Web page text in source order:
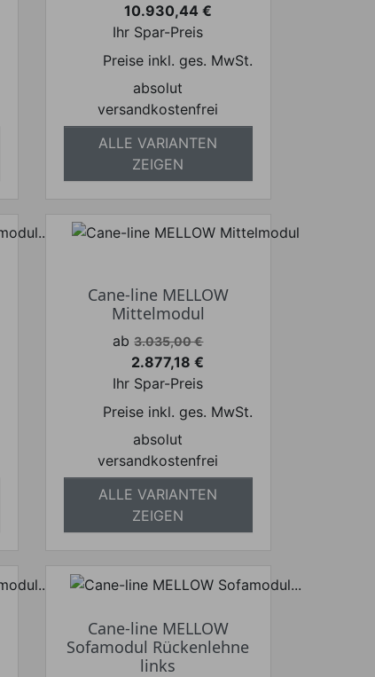
Preis
10.930,44 €
Ihr Spar-Preis
Preise inkl. ges. MwSt.
absolut
versandkostenfrei
ALLE VARIANTEN
ZEIGEN
Cane-line MELLOW
Mittelmodul
Verkaufspreis
ab 3.035,00 €
Preis
2.877,18 €
Ihr Spar-Preis
Preise inkl. ges. MwSt.
absolut
versandkostenfrei
ALLE VARIANTEN
ZEIGEN
Cane-line MELLOW
Sofamodul Rückenlehne
links